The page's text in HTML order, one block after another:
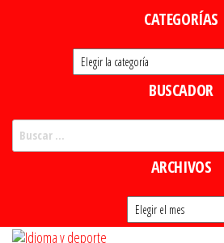
CATEGORÍAS
Categorías
BUSCADOR
ARCHIVOS
Archivos